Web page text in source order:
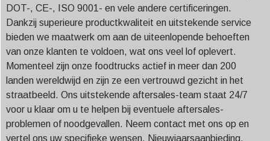
DOT-, CE-, ISO 9001- en vele andere certificeringen.
Dankzij superieure productkwaliteit en uitstekende service
bieden we maatwerk om aan de uiteenlopende behoeften
van onze klanten te voldoen, wat ons veel lof oplevert.
Momenteel zijn onze foodtrucks actief in meer dan 200
landen wereldwijd en zijn ze een vertrouwd gezicht in het
straatbeeld. Ons uitstekende aftersales-team staat 24/7
voor u klaar om u te helpen bij eventuele aftersales-
problemen of noodgevallen. Neem contact met ons op en
vertel ons uw specifieke wensen. Nieuwjaarsaanbieding,